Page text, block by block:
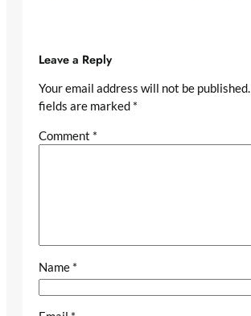
Leave a Reply
Your email address will not be published.
fields are marked *
Comment *
Name *